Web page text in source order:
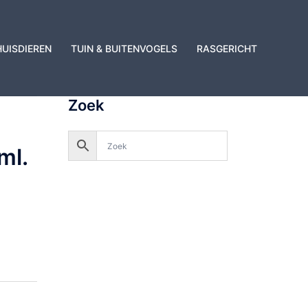
TUIN & BUITENVOGELS RASGERICHT
Zoek